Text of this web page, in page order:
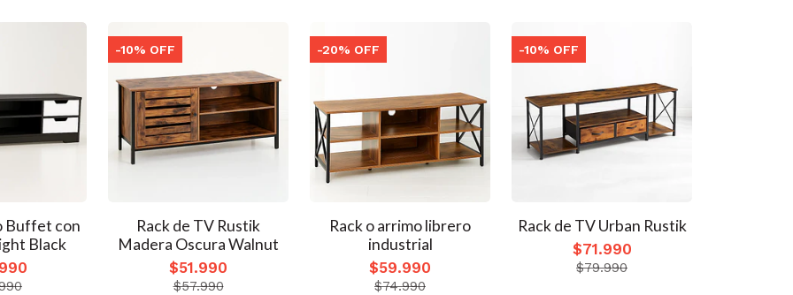
Buffet con
Black
-10% OFF
Rack de TV Rustik
Madera Oscura Walnut
$51.990
$57.990
-20% OFF
Rack o arrimo librero
industrial
$59.990
$74.990
-10% OFF
Rack de TV Urban Rustik
$71.990
$79.990